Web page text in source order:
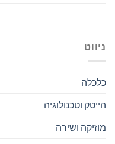
ניווט
כלכלה
הייטק וטכנולוגיה
מוזיקה ושירה